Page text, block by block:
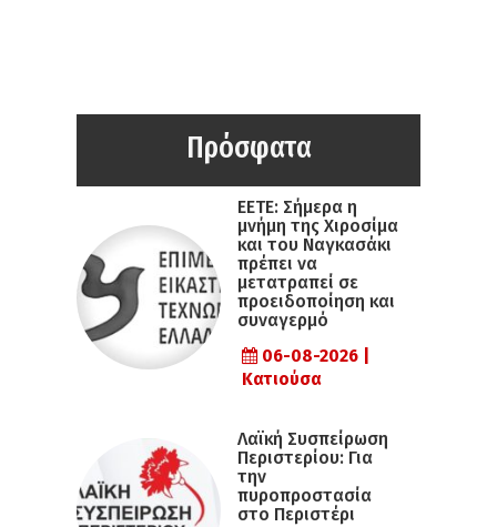
Πρόσφατα
ΕΕΤΕ: Σήμερα η
μνήμη της Χιροσίμα
και του Ναγκασάκι
πρέπει να
μετατραπεί σε
προειδοποίηση και
συναγερμό
06-08-2026 |
Κατιούσα
Λαϊκή Συσπείρωση
Περιστερίου: Για
την
πυροπροστασία
στο Περιστέρι